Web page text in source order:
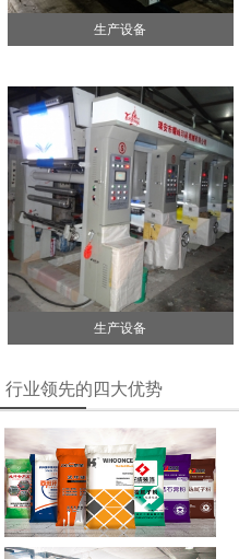
生产设备
生产设备
行业领先的四大优势